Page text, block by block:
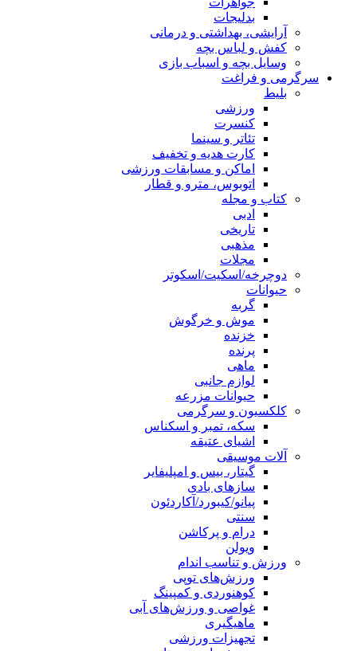
بدلیجات
آرایشی، بهداشتی و درمانی
کفش و لباس بچه
وسایل بچه و اسباب بازی
سرگرمی و فراغت
بلیط
ورزشی
کنسرت
تئاتر و سینما
کارت هدیه و تخفیف
اماکن و مسابقات ورزشی
اتوبوس، مترو و قطار
کتاب و مجله
ادبی
تاریخی
مذهبی
مجلات
دوچرخه/اسکیت/اسکوتر
حیوانات
گربه
موش و خرگوش
خزنده
پرنده
ماهی
لوازم جانبی
حیوانات مزرعه
کلکسیون و سرگرمی
سکه، تمبر و اسکناس
اشیای عتیقه
آلات موسیقی
گیتار، بیس و امپلیفایر
سازهای بادی
پیانو/کیبورد/آکاردئون
سنتی
درام و پرکاشن
ویولن
ورزش و تناسب اندام
ورزش‌های توپی
کوهنوردی و کمپینگ
غواصی و ورزش‌های آبی
ماهیگیری
تجهیزات ورزشی